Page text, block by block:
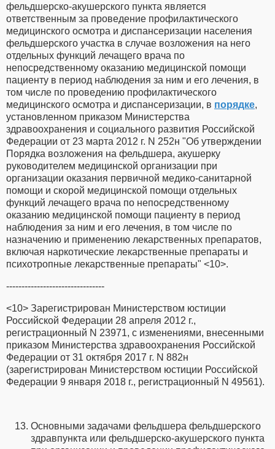
фельдшерско-акушерского пункта является
ответственным за проведение профилактического
медицинского осмотра и диспансеризации населения
фельдшерского участка в случае возложения на него
отдельных функций лечащего врача по
непосредственному оказанию медицинской помощи
пациенту в период наблюдения за ним и его лечения, в
том числе по проведению профилактического
медицинского осмотра и диспансеризации, в порядке,
установленном приказом Министерства
здравоохранения и социального развития Российской
Федерации от 23 марта 2012 г. N 252н "Об утверждении
Порядка возложения на фельдшера, акушерку
руководителем медицинской организации при
организации оказания первичной медико-санитарной
помощи и скорой медицинской помощи отдельных
функций лечащего врача по непосредственному
оказанию медицинской помощи пациенту в период
наблюдения за ним и его лечения, в том числе по
назначению и применению лекарственных препаратов,
включая наркотические лекарственные препараты и
психотропные лекарственные препараты" <10>.
--------------------------------
<10> Зарегистрирован Министерством юстиции
Российской Федерации 28 апреля 2012 г.,
регистрационный N 23971, с изменениями, внесенными
приказом Министерства здравоохранения Российской
Федерации от 31 октября 2017 г. N 882н
(зарегистрирован Министерством юстиции Российской
Федерации 9 января 2018 г., регистрационный N 49561).
Основными задачами фельдшера фельдшерского
здравпункта или фельдшерско-акушерского пункта